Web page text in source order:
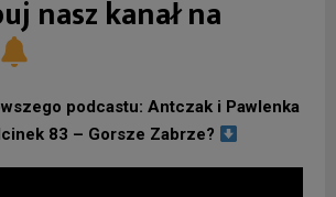
nasz kanał na
podcastu: Antczak i Pawlenka
83 – Gorsze Zabrze?